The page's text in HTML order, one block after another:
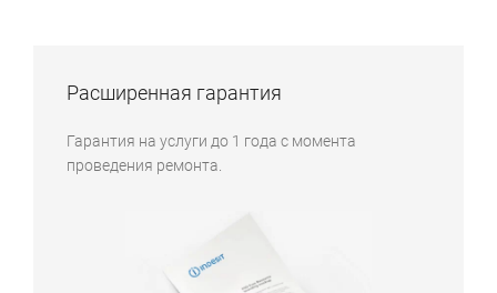
Расширенная гарантия
Гарантия на услуги до 1 года с момента
проведения ремонта.